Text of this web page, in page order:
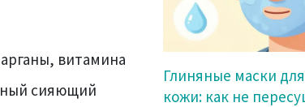
витамина
сияющий
Глиняные маски
кожи: как не